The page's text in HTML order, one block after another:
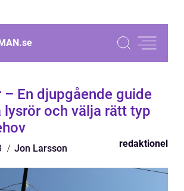
se
– En djupgående guide
och välja rätt typ
Jon Larsson redaktionel